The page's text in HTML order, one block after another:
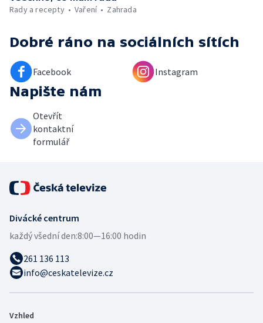
Rady a recepty
Vaření Zahrada
Dobré ráno na sociálních sítích
Facebook Instagram
Napište nám
Otevřít
kontaktní
formulář
Divácké centrum
každý všední den:8:00—16:00 hodin
261 136 113
info@ceskatelevize.cz
Vzhled